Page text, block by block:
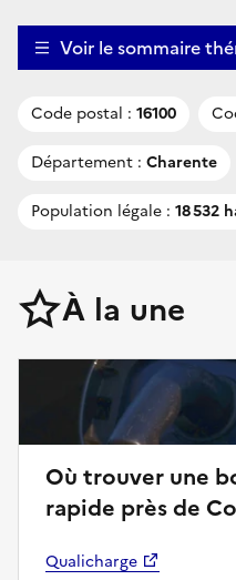
Voir le sommaire
Code postal : 16100
Département : Charente
Population légale : 18 532
À la une
Où trouver une
rapide près de
Qualicharge